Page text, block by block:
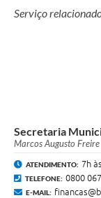
Serviço
Secretaria
Marcos Augusto Freire
ATENDIMENTO: 7h
TELEFONE: 0800
E-MAIL: